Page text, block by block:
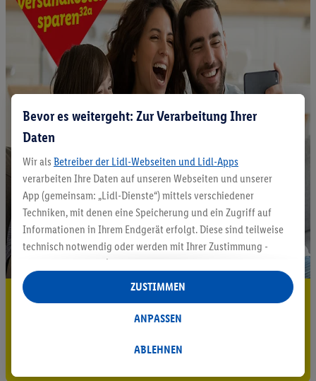
5.95 € Versand sparen³²ᵃ
Jetzt zum Newsletter anmelden
Gutschein sichern!
Bevor es weitergeht: Zur Verarbeitung Ihrer
Daten
Wir als Betreiber der Lidl-Webseiten und Lidl-Apps
verarbeiten Ihre Daten auf unseren Webseiten und unserer
App (gemeinsam: „Lidl-Dienste“) mittels verschiedener
Techniken, mit denen eine Speicherung und ein Zugriff auf
Informationen in Ihrem Endgerät erfolgt. Diese sind teilweise
technisch notwendig oder werden mit Ihrer Zustimmung -
auch durch Partner (u.a.
Verantwortliche; im Zusammenhang mit dem IAB TCF
insgesamt
Statistik-Erstellung oder für personalisierte Werbung
Datenverarbeitungen für personalisierte Werbung werden
ABLEHNEN
ANPASSEN
ZUSTIMMEN